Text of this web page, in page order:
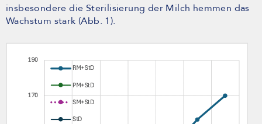
insbesondere die Sterilisierung der Milch hemmen das
Wachstum stark (Abb. 1).